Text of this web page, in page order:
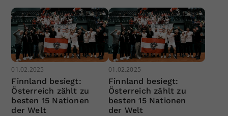
01.02.2025
Finnland besiegt:
Österreich zählt zu
besten 15 Nationen
der Welt
01.02.2025
Finnland besiegt:
Österreich zählt zu
besten 15 Nationen
der Welt